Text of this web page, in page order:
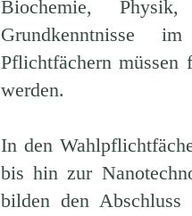
Biochemie,
Grundkenntnisse
Pflichtfächern müssen
werden.
In den
bis hin zur
bilden den